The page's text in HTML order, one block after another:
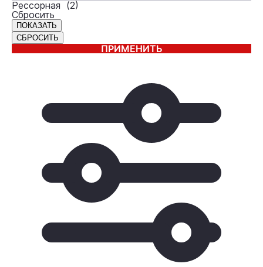
Рессорная (2)
Сбросить
ПРИМЕНИТЬ